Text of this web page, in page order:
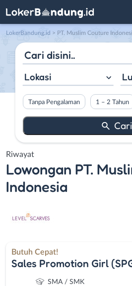
LokerBandung.id > PT. Muslim Couture
Lokasi
Tanpa Pengalaman 1 – 2 Tahun
Riwayat
Lowongan PT.
Indonesia
Butuh Cepat!
Sales Promotion Girl
SMA / SMK